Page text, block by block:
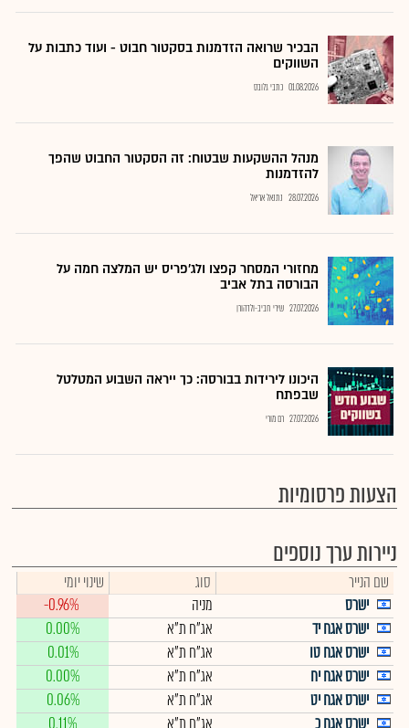
הבכיר שרואה הזדמנות בסקטור חבוט - ועוד כתבות על
השווקים
01.08.2026 כתבי גלובס
מנהל ההשקעות שבטוח: זה הסקטור החבוט שהפך
להזדמנות
28.07.2026 נתנאל אריאל
מחזורי המסחר קפצו ולג'פריס יש המלצה חמה על
הבורסה בתל אביב
27.07.2026 שירי חביב-ולדהורן
היכונו לירידות בבורסה: כך ייראה השבוע המטלטל
שבפתח
27.07.2026 רם מורי
הצעות פרסומיות
ניירות ערך נוספים
שם הנייר סוג
שינוי יומי
ישרס
מניה
-0.96%
ישרס אגח יד
אג"ח ת"א
0.00%
ישרס אגח טו
אג"ח ת"א
0.01%
ישרס אגח יח
אג"ח ת"א
0.00%
ישרס אגח יט
אג"ח ת"א
0.06%